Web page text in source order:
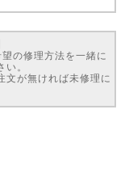
の修理方法を一緒に
。
文が無ければ未修理に